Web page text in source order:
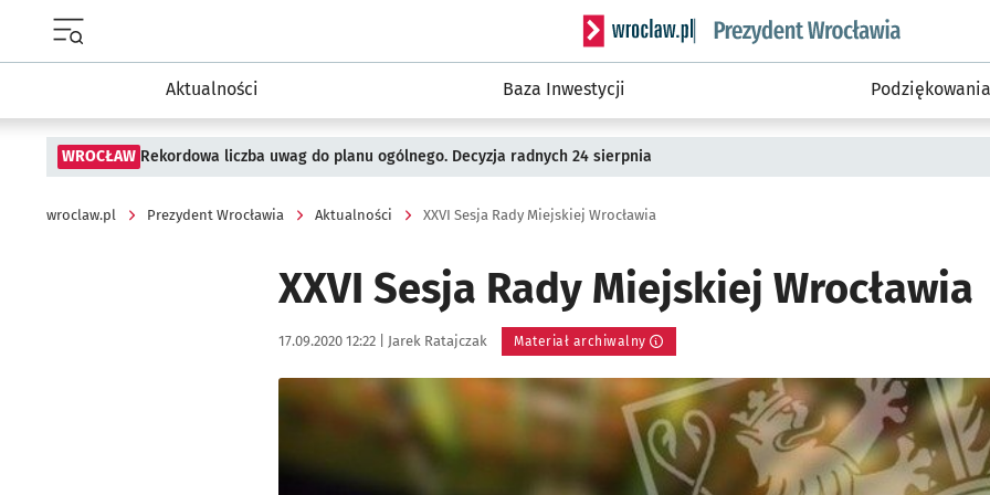
Serwis informacyjny wroclaw.pl podserwis:
Aktualności Baza Inwestycji Podziękowania
WROCŁAW Rekordowa liczba uwag do planu ogólnego. Decyzja radnych 24 sierpnia
wroclaw.pl Prezydent Wrocławia Aktualności XXVI Sesja Rady Miejskiej Wrocławia
XXVI Sesja Rady Miejskiej Wrocławia
Data publikacji:
17.09.2020 12:22 | Autor:
Jarek Ratajczak Materiał archiwalny
Kliknij, aby powiększyć